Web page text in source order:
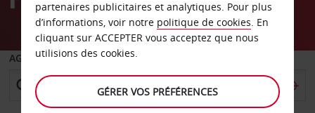
AGENCE DE DÉPART
partenaires publicitaires et analytiques. Pour plus
d’informations, voir notre politique de cookies. En
cliquant sur ACCEPTER vous acceptez que nous
utilisions des cookies.
GÉRER VOS PRÉFÉRENCES